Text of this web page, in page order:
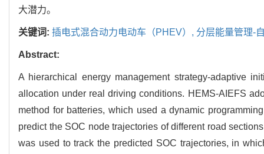
大潜力。
关键词: 插电式混合动力电动车（PHEV）, 分层能量管理-
Abstract:
A hierarchical energy management strategy-adaptive
allocation under real driving conditions. HEMS-AIEFS
method for batteries, which used a dynamic
predict the SOC node trajectories of different road
was used to track the predicted SOC trajectories, in